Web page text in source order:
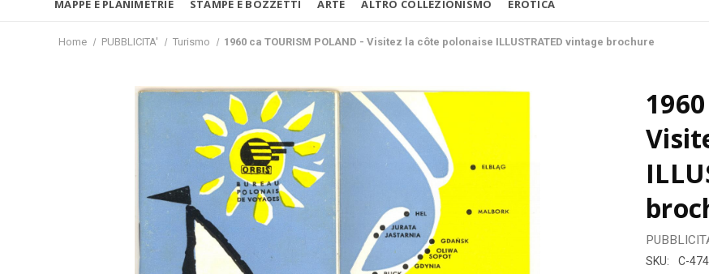
MAPPE E PLANIMETRIE
STAMPE E BOZZETTI ARTE ALTRO COLLEZIONISMO EROTICA
Home PUBBLICITA' Turismo 1960 ca TOURISM POLAND - Visitez la côte polonaise ILLUSTRATED vintage brochure
SKU: C-